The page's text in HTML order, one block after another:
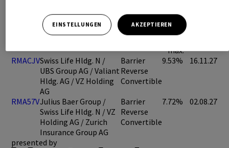
Ausgewählte Produkte
max.
RMACJVSwiss Life Hldg. N /
UBS Group AG / Valiant
Hldg. AG / VZ Holding
AG
Barrier
Reverse
Convertible
9.53% 16.11.27
RMA57VJulius Baer Group /
Swiss Life Hldg. N / VZ
Holding AG / Zurich
Insurance Group AG
Barrier
Reverse
Convertible
7.72% 02.08.27
presented by
EINSTELLUNGEN AKZEPTIEREN